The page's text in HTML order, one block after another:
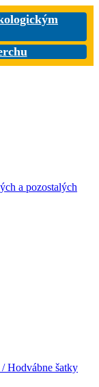
a pozostalých
Hodvábne šatky